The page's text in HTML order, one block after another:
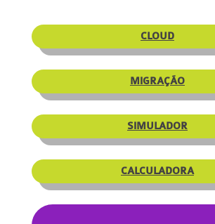
CLOUD
MIGRAÇÃO
SIMULADOR
CALCULADORA